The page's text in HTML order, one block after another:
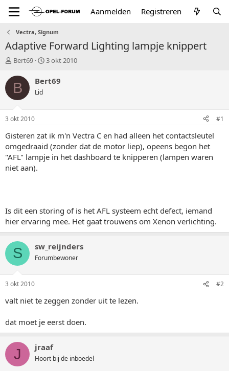
Aanmelden Registreren
Vectra, Signum
Adaptive Forward Lighting lampje knippert
T
p
t
a
r
e
r
Bert69
S
a
u
m
3 okt 2010
B Bert69
Lid
3 okt 2010 #1
Gisteren zat ik m'n Vectra C en had alleen het contactsleutel
omgedraaid (zonder dat de motor liep), opeens begon het
"AFL" lampje in het dashboard te knipperen (lampen waren
niet aan).
Is dit een storing of is het AFL systeem echt defect, iemand
hier ervaring mee. Het gaat trouwens om Xenon verlichting.
S sw_reijnders
Forumbewoner
3 okt 2010 #2
valt niet te zeggen zonder uit te lezen.
dat moet je eerst doen.
J jraaf
Hoort bij de inboedel